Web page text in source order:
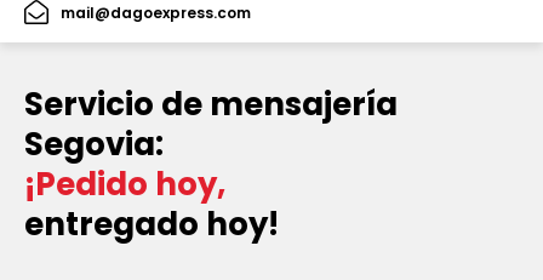
mail@dagoexpress.com
Servicio de mensajería
Segovia:
¡Pedido hoy,
entregado hoy!